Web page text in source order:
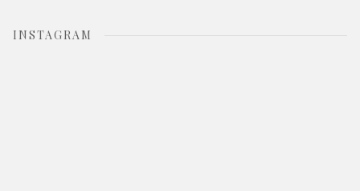
INSTAGRAM